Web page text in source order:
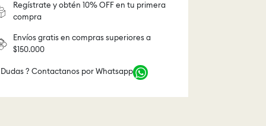
Regístrate y obtén 10% OFF en tu primera
compra
Envíos gratis en compras superiores a
$150.000
Dudas ? Contactanos por Whatsapp